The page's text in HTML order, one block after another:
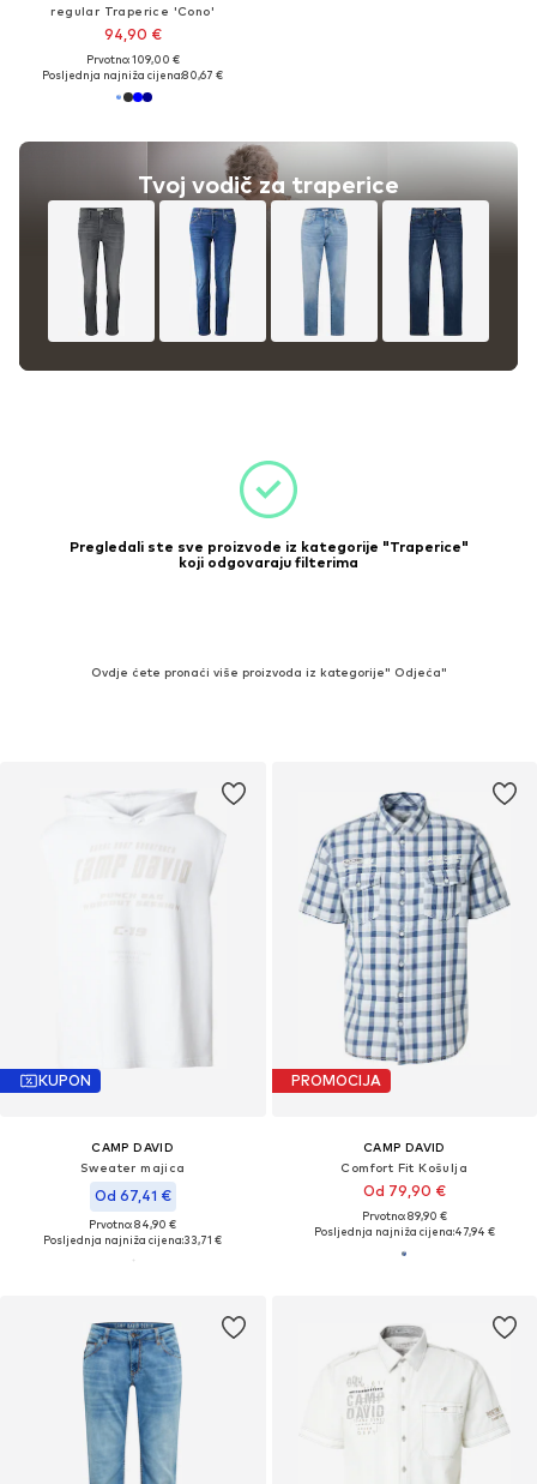
regular Traperice 'Cono'
94,90 €
Prvotno: 109,00 €
Posljednja najniža cijena:80,67 €
Tvoj vodič za traperice
Pregledali ste sve proizvode iz kategorije "Traperice"
koji odgovaraju filterima
Ovdje ćete pronaći više proizvoda iz kategorije" Odjeća"
KUPON
CAMP DAVID
Sweater majica
Od 67,41 €
Prvotno: 84,90 €
Posljednja najniža cijena:33,71 €
PROMOCIJA
CAMP DAVID
Comfort Fit Košulja
Od 79,90 €
Prvotno: 89,90 €
Posljednja najniža cijena:47,94 €